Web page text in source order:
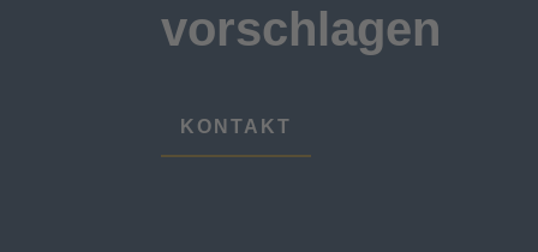
vorschlagen
KONTAKT